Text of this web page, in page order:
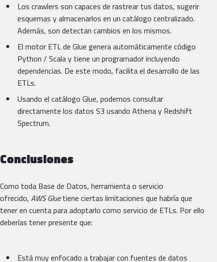
Los crawlers son capaces de rastrear tus datos, sugerir
esquemas y almacenarlos en un catálogo centralizado.
Además, son detectan cambios en los mismos.
El motor ETL de Glue genera automáticamente código
Python / Scala y tiene un programador incluyendo
dependencias. De este modo, facilita el desarrollo de las
ETLs.
Usando el catálogo Glue, podemos consultar
directamente los datos S3 usando Athena y Redshift
Spectrum.
Conclusiones
Como toda Base de Datos, herramienta o servicio
ofrecido, AWS Gluetiene ciertas limitaciones que habría que
tener en cuenta para adoptarlo como servicio de ETLs. Por ello
deberías tener presente que:
Está muy enfocado a trabajar con fuentes de datos